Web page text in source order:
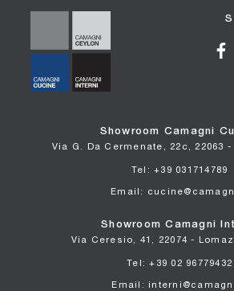
Showroom Camagni
Via G. Da Cermenate, 22c, 22063
Tel: +39 031714789
Email:
Showroom Camagni
Via Ceresio, 41, 22074 -
Tel: +39 02 96779432
Email: